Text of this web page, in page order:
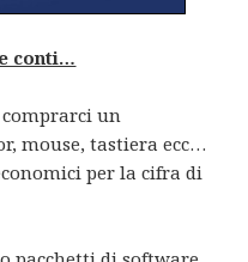
conti…
un
mouse, tastiera ecc…
per la cifra di